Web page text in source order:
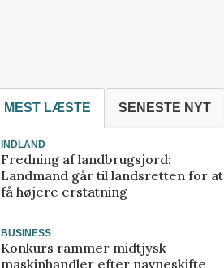
MEST LÆSTE SENESTE NYT
INDLAND
Fredning af landbrugsjord:
Landmand går til landsretten for at
få højere erstatning
BUSINESS
Konkurs rammer midtjysk
maskinhandler efter navneskifte